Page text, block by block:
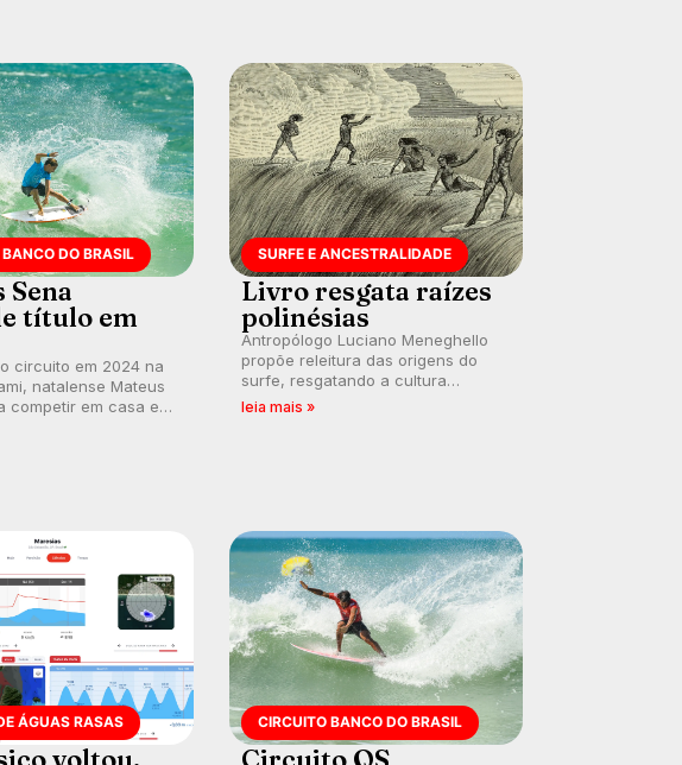
DO BRASIL
Sena
título em
circuito em 2024 na
natalense Mateus
competir em casa em
a hegemonia
SURFE E ANCESTRALIDADE
Livro resgata raízes
polinésias
Antropólogo Luciano Meneghello
propõe releitura das origens do
surfe, resgatando a cultura
polinésia e questionando a visão
leia mais »
ÁGUAS RASAS CIRCUITO BANCO DO BRASIL